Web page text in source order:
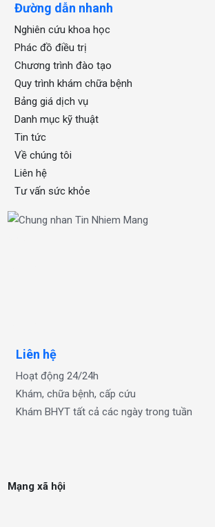
Đường dẫn nhanh
Nghiên cứu khoa học
Phác đồ điều trị
Chương trình đào tạo
Quy trình khám chữa bệnh
Bảng giá dịch vụ
Danh mục kỹ thuật
Tin tức
Về chúng tôi
Liên hệ
Tư vấn sức khỏe
Liên hệ
Hoạt động 24/24h
Khám, chữa bệnh, cấp cứu
Khám BHYT tất cả các ngày trong tuần
Mạng xã hội